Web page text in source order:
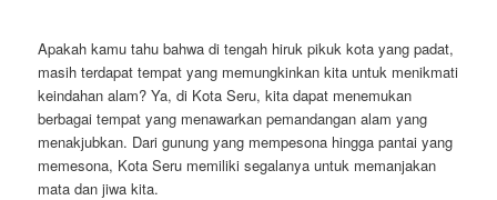
Apakah kamu tahu bahwa di tengah hiruk pikuk kota yang padat,
masih terdapat tempat yang memungkinkan kita untuk menikmati
keindahan alam? Ya, di Kota Seru, kita dapat menemukan
berbagai tempat yang menawarkan pemandangan alam yang
menakjubkan. Dari gunung yang mempesona hingga pantai yang
memesona, Kota Seru memiliki segalanya untuk memanjakan
mata dan jiwa kita.